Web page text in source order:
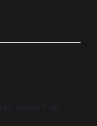
alanlar
ile